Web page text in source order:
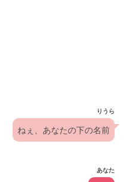
りうら
ねぇ、あなたの下の名前
あなた